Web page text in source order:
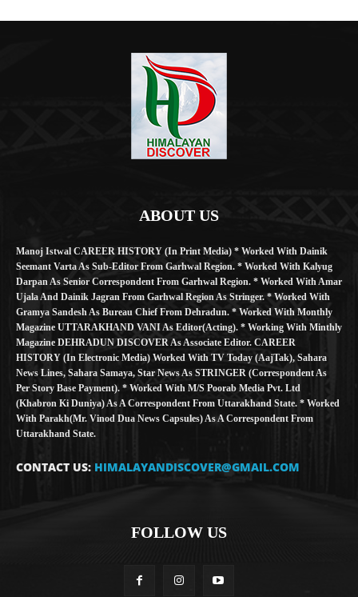
ABOUT US
Manoj Istwal CAREER HISTORY (in Print Media) * Worked With Dainik
Seemant Varta As Sub-Editor From Garhwal Region. * Worked With Kalyug
Darpan As Senior Correspondent From Garhwal Region. * Worked With Amar
Ujala And Dainik Jagran From Garhwal Region As Stringer. * Worked With
Gramya Sandesh As Bureau Chief From Dehradun. * Worked With Monthly
Magazine UTTARAKHAND VANI As Editor(Acting). * Working With Minthly
Magazine DEHRADUN DISCOVER As Associate Editor. CAREER
HISTORY (in Electronic Media) Worked With TV Today (AajTak), Sahara
News Lines, Sahara Samaya, Star News As STRINGER (Correspondent As
Per Story Base Payment). * Worked With M/S Poorab Media Pvt. Ltd
(Khabron Ki Duniya) As A Correspondent From Uttarakhand State. * Worked
With Parakh(Mr. Vinod Dua News Capsules) As A Correspondent From
Uttarakhand State.
CONTACT US: HIMALAYANDISCOVER@GMAIL.COM
FOLLOW US